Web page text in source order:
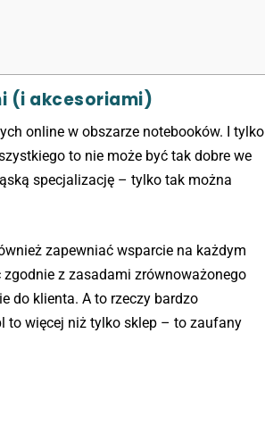
(i akcesoriami)
online w obszarze notebooków. I tylko
to nie może być tak dobre we
specjalizację – tylko tak można
zapewniać wsparcie na każdym
z zasadami zrównoważonego
do klienta. A to rzeczy bardzo
to więcej niż tylko sklep – to zaufany